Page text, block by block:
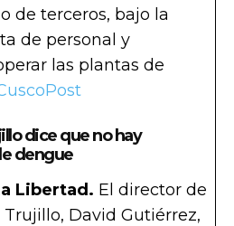
de terceros, bajo la
de personal y
las plantas de
dice que no hay
dengue
Libertad. El director de
Trujillo, David Gutiérrez,